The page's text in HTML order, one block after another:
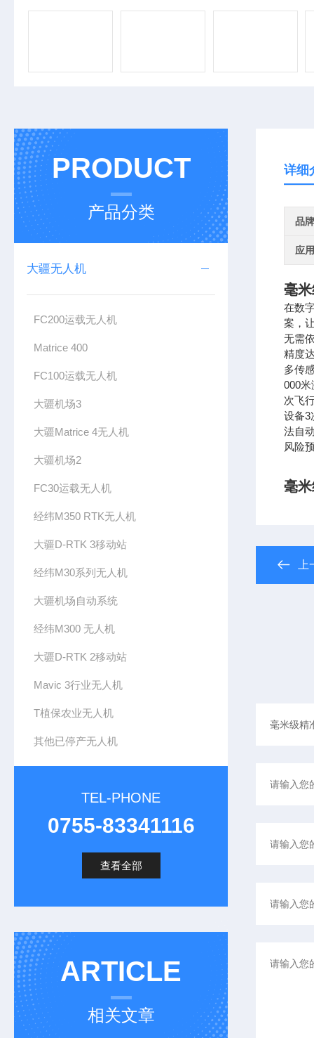
PRODUCT
产品分类
大疆无人机
FC200运载无人机
Matrice 400
FC100运载无人机
大疆机场3
大疆Matrice 4无人机
大疆机场2
FC30运载无人机
经纬M350 RTK无人机
大疆D-RTK 3移动站
经纬M30系列无人机
大疆机场自动系统
经纬M300 无人机
大疆D-RTK 2移动站
Mavic 3行业无人机
T植保农业无人机
其他已停产无人机
TEL-PHONE
0755-83341116
查看全部
ARTICLE
相关文章
详细
品牌
应
毫
在数
案，
无需
精度
多传
000
次飞
设备3
法自
风险
毫